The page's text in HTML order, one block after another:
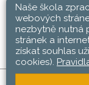
Naše škola
webových
nezbytně nutná
stránek a
získat souhlas
cookies).